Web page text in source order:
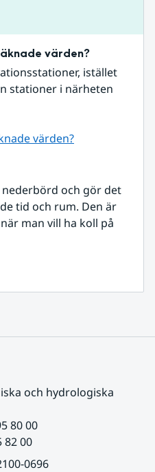
värden?
istället
stationer i närheten
värden?
och gör det
tid och rum. Den är
man vill ha koll på
och hydrologiska
80 00
82 00
0696